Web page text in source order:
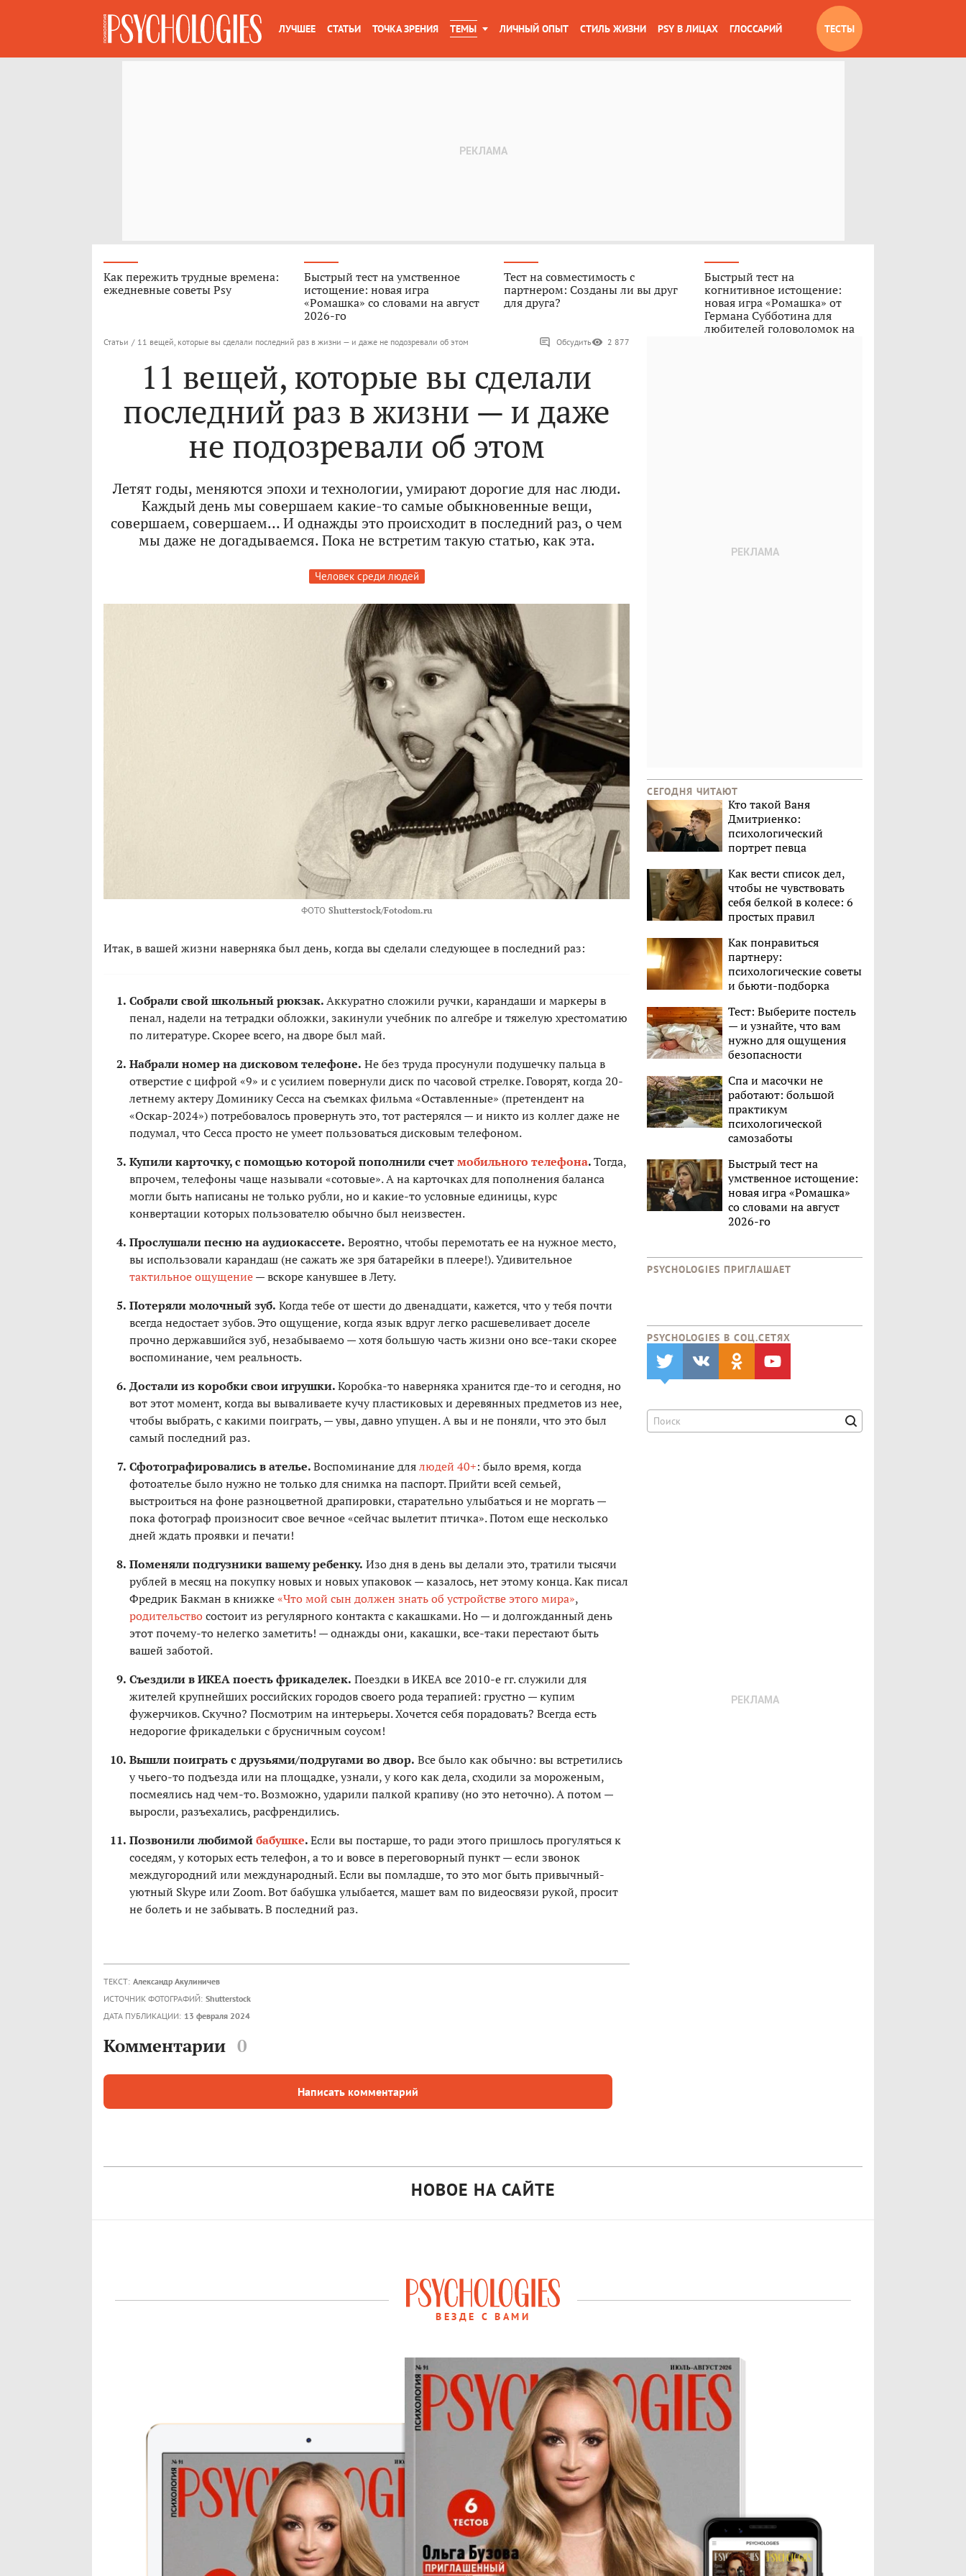
ЛУЧШЕЕ СТАТЬИ ТОЧКА ЗРЕНИЯ ТЕМЫ ЛИЧНЫЙ ОПЫТ СТИЛЬ ЖИЗНИ PSY В ЛИЦАХ ГЛОССАРИЙ ТЕСТЫ
Как пережить трудные времена:
ежедневные советы Psy
Быстрый тест на умственное
истощение: новая игра
«Ромашка» со словами на август
2026-го
Тест на совместимость с
партнером: Созданы ли вы друг
для друга?
Быстрый тест на
когнитивное истощение:
новая игра «Ромашка» от
Германа Субботина для
любителей головоломок на
Статьи / 11 вещей, которые вы сделали последний раз в жизни — и даже не подозревали об этом Обсудить 2 877
11 вещей, которые вы сделали
последний раз в жизни — и даже
не подозревали об этом
Летят годы, меняются эпохи и технологии, умирают дорогие для нас люди.
Каждый день мы совершаем какие-то самые обыкновенные вещи,
совершаем, совершаем… И однажды это происходит в последний раз, о чем
мы даже не догадываемся. Пока не встретим такую статью, как эта.
Человек среди людей
ФОТО Shutterstock/Fotodom.ru
Итак, в вашей жизни наверняка был день, когда вы сделали следующее в последний раз:
Собрали свой школьный рюкзак.Аккуратно сложили ручки, карандаши и маркеры в
пенал, надели на тетрадки обложки, закинули учебник по алгебре и тяжелую хрестоматию
по литературе. Скорее всего, на дворе был май.
Набрали номер на дисковом телефоне. Не без труда просунули подушечку пальца в
отверстие с цифрой «9» и с усилием повернули диск по часовой стрелке. Говорят, когда 20-
летнему актеру Доминику Сесса на съемках фильма «Оставленные» (претендент на
«Оскар-2024») потребовалось провернуть это, тот растерялся — и никто из коллег даже не
подумал, что Сесса просто не умеет пользоваться дисковым телефоном.
Купили карточку, с помощью которой пополнили счетмобильного телефона.Тогда,
впрочем, телефоны чаще называли «сотовые». А на карточках для пополнения баланса
могли быть написаны не только рубли, но и какие-то условные единицы, курс
конвертации которых пользователю обычно был неизвестен.
Прослушали песню на аудиокассете. Вероятно, чтобы перемотать ее на нужное место,
вы использовали карандаш (не сажать же зря батарейки в плеере!). Удивительное
тактильное ощущение— вскоре канувшее в Лету.
Потеряли молочный зуб. Когда тебе от шести до двенадцати, кажется, что у тебя почти
всегда недостает зубов. Это ощущение, когда язык вдруг легко расшевеливает доселе
прочно державшийся зуб, незабываемо — хотя большую часть жизни оно все-таки скорее
воспоминание, чем реальность.
Достали из коробки свои игрушки.Коробка-то наверняка хранится где-то и сегодня, но
вот этот момент, когда вы вываливаете кучу пластиковых и деревянных предметов из нее,
чтобы выбрать, с какими поиграть, — увы, давно упущен. А вы и не поняли, что это был
самый последний раз.
Сфотографировались в ателье.Воспоминание длялюдей 40+: было время, когда
фотоателье было нужно не только для снимка на паспорт. Прийти всей семьей,
выстроиться на фоне разноцветной драпировки, старательно улыбаться и не моргать —
пока фотограф произносит свое вечное «сейчас вылетит птичка». Потом еще несколько
дней ждать проявки и печати!
Поменяли подгузники вашему ребенку. Изо дня в день вы делали это, тратили тысячи
рублей в месяц на покупку новых и новых упаковок — казалось, нет этому конца. Как писал
Фредрик Бакман в книжке«Что мой сын должен знать об устройстве этого мира»,
родительствосостоит из регулярного контакта с какашками. Но — и долгожданный день
этот почему-то нелегко заметить! — однажды они, какашки, все-таки перестают быть
вашей заботой.
Съездили в ИКЕА поесть фрикаделек. Поездки в ИКЕА все 2010-е гг. служили для
жителей крупнейших российских городов своего рода терапией: грустно — купим
фужерчиков. Скучно? Посмотрим на интерьеры. Хочется себя порадовать? Всегда есть
недорогие фрикадельки с брусничным соусом!
Вышли поиграть с друзьями/подругами во двор. Все было как обычно: вы встретились
у чьего-то подъезда или на площадке, узнали, у кого как дела, сходили за мороженым,
посмеялись над чем-то. Возможно, ударили палкой крапиву (но это неточно). А потом —
выросли, разъехались, расфрендились.
Позвонили любимойбабушке.Если вы постарше, то ради этого пришлось прогуляться к
соседям, у которых есть телефон, а то и вовсе в переговорный пункт — если звонок
междугородний или международный. Если вы помладше, то это мог быть привычный-
уютный Skype или Zoom. Вот бабушка улыбается, машет вам по видеосвязи рукой, просит
не болеть и не забывать. В последний раз.
ТЕКСТ: Александр Акулиничев
ИСТОЧНИК ФОТОГРАФИЙ: Shutterstock
ДАТА ПУБЛИКАЦИИ: 13 февраля 2024
Комментарии 0
Написать комментарий
СЕГОДНЯ ЧИТАЮТ
Кто такой Ваня
Дмитриенко:
психологический
портрет певца
Как вести список дел,
чтобы не чувствовать
себя белкой в колесе: 6
простых правил
Как понравиться
партнеру:
психологические советы
и бьюти-подборка
Тест: Выберите постель
— и узнайте, что вам
нужно для ощущения
безопасности
Спа и масочки не
работают: большой
практикум
психологической
самозаботы
Быстрый тест на
умственное истощение:
новая игра «Ромашка»
со словами на август
2026-го
PSYCHOLOGIES ПРИГЛАШАЕТ
PSYCHOLOGIES В CОЦ.СЕТЯХ
НОВОЕ НА САЙТЕ
ВЕЗДЕ С ВАМИ